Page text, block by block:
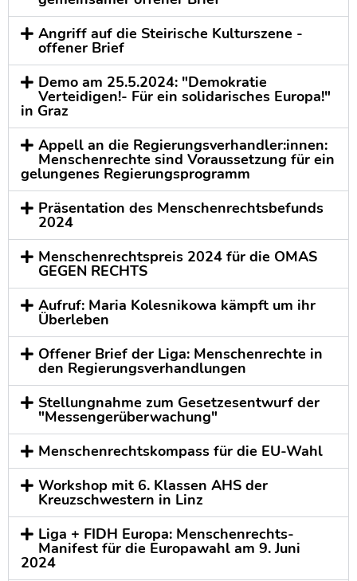
Angriff auf die Steirische Kulturszene -
offener Brief
Demo am 25.5.2024: "Demokratie
Verteidigen!- Für ein solidarisches Europa!"
in Graz
Appell an die Regierungsverhandler:innen:
Menschenrechte sind Voraussetzung für ein
gelungenes Regierungsprogramm
Präsentation des Menschenrechtsbefunds
2024
Menschenrechtspreis 2024 für die OMAS
GEGEN RECHTS
Aufruf: Maria Kolesnikowa kämpft um ihr
Überleben
Offener Brief der Liga: Menschenrechte in
den Regierungsverhandlungen
Stellungnahme zum Gesetzesentwurf der
"Messengerüberwachung"
Menschenrechtskompass für die EU-Wahl
Workshop mit 6. Klassen AHS der
Kreuzschwestern in Linz
Liga + FIDH Europa: Menschenrechts-
Manifest für die Europawahl am 9. Juni
2024